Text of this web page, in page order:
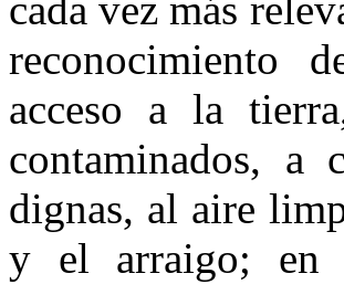
cada vez más
reconocimiento
acceso a la
contaminados, a
dignas, al aire
y el arraigo; en